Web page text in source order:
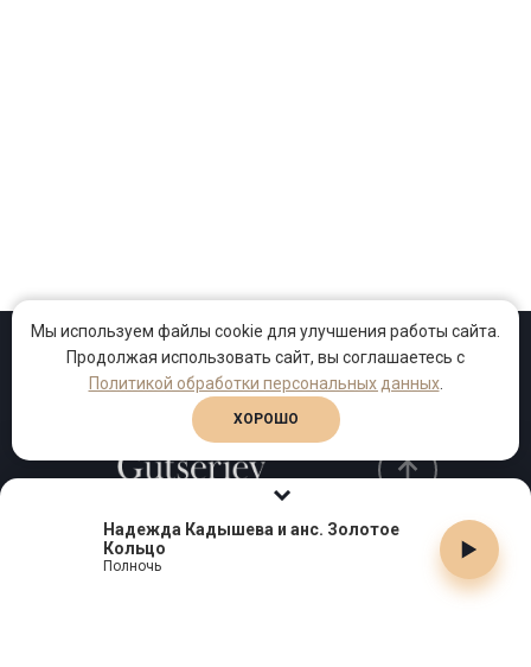
Надежда Кадышева и анс. Золотое
Кольцо
Полночь
Проекты Песни Клипы
Телефон:
Мы используем файлы cookie для улучшения работы сайта.
Продолжая использовать сайт, вы соглашаетесь с
Политикой обработки персональных данных.
ХОРОШО